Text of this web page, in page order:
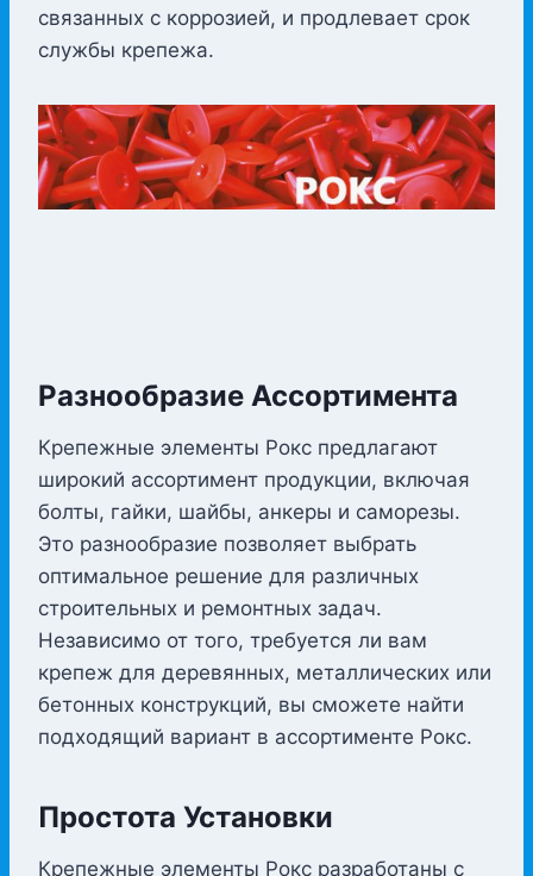
связанных с коррозией, и продлевает срок
службы крепежа.
Разнообразие Ассортимента
Крепежные элементы Рокс предлагают
широкий ассортимент продукции, включая
болты, гайки, шайбы, анкеры и саморезы.
Это разнообразие позволяет выбрать
оптимальное решение для различных
строительных и ремонтных задач.
Независимо от того, требуется ли вам
крепеж для деревянных, металлических или
бетонных конструкций, вы сможете найти
подходящий вариант в ассортименте Рокс.
Простота Установки
Крепежные элементы Рокс разработаны с